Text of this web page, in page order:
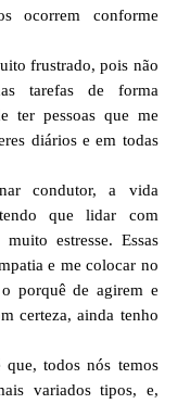
ocorrem conforme
frustrado, pois não
tarefas de forma
ter pessoas que me
diários e em todas
condutor, a vida
que lidar com
estresse. Essas
e me colocar no
o porquê de agirem e
certeza, ainda tenho
todos nós temos
variados tipos, e,